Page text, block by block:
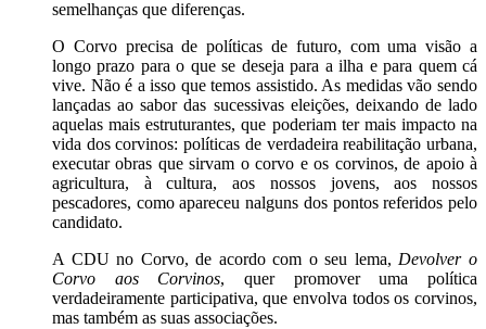
semelhanças que diferenças.
O Corvo precisa de políticas de futuro, com uma visão a
longo prazo para o que se deseja para a ilha e para quem cá
vive. Não é a isso que temos assistido. As medidas vão sendo
lançadas ao sabor das sucessivas eleições, deixando de lado
aquelas mais estruturantes, que poderiam ter mais impacto na
vida dos corvinos: políticas de verdadeira reabilitação urbana,
executar obras que sirvam o corvo e os corvinos, de apoio à
agricultura, à cultura, aos nossos jovens, aos nossos
pescadores, como apareceu nalguns dos pontos referidos pelo
candidato.
A CDU no Corvo, de acordo com o seu lema, Devolver o
Corvo aos Corvinos, quer promover uma política
verdadeiramente participativa, que envolva todos os corvinos,
mas também as suas associações.